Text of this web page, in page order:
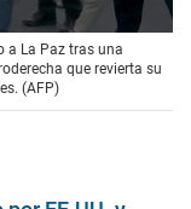
a La Paz tras una
que revierta su
(AFP)